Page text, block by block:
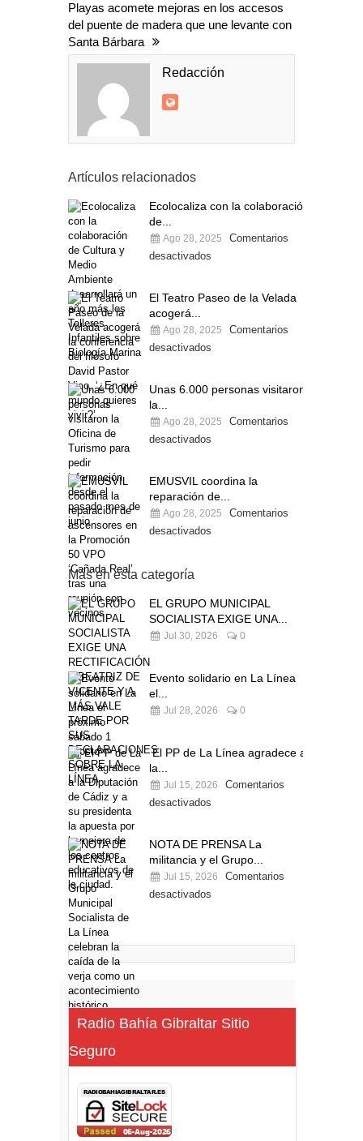
Playas acomete mejoras en los accesos
del puente de madera que une levante con
Santa Bárbara
Redacción
Artículos relacionados
Ecolocaliza con la colaboración
de...
Ago 28, 2025
Comentarios
desactivados
El Teatro Paseo de la Velada
acogerá...
Ago 28, 2025
Comentarios
desactivados
Unas 6.000 personas visitaron
la...
Ago 28, 2025
Comentarios
desactivados
EMUSVIL coordina la
reparación de...
Ago 28, 2025
Comentarios
desactivados
Más en esta categoría
EL GRUPO MUNICIPAL
SOCIALISTA EXIGE UNA...
Jul 30, 2026 0
Evento solidario en La Línea
el...
Jul 28, 2026 0
El PP de La Línea agradece a
la...
Jul 15, 2026
Comentarios
desactivados
NOTA DE PRENSA La
militancia y el Grupo...
Jul 15, 2026
Comentarios
desactivados
Radio Bahía Gibraltar Sitio
Seguro